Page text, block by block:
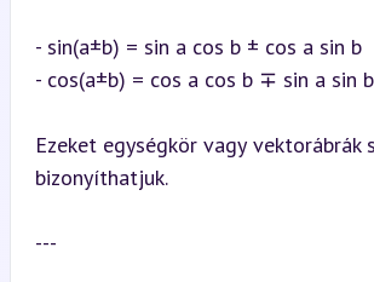
- sin(a±b) = sin a cos b ± cos a sin b
- cos(a±b) = cos a cos b ∓ sin a sin b
Ezeket egységkör vagy vektorábrák
bizonyíthatjuk.
---